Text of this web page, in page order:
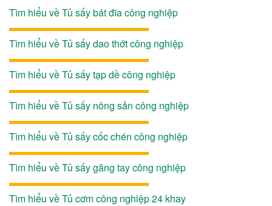
Tìm hiểu về Tủ sấy bát đĩa công nghiệp
Tìm hiểu về Tủ sấy dao thớt công nghiệp
Tìm hiểu về Tủ sấy tạp dề công nghiệp
Tìm hiểu về Tủ sấy nông sản công nghiệp
Tìm hiểu về Tủ sấy cốc chén công nghiệp
Tìm hiểu về Tủ sấy găng tay công nghiệp
Tìm hiểu về Tủ cơm công nghiệp 24 khay